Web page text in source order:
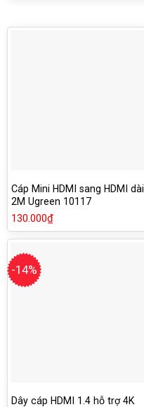
Cáp Mini HDMI sang HDMI dài
2M Ugreen 10117
130.000₫
-14%
Dây cáp HDMI 1.4 hỗ trợ 4K